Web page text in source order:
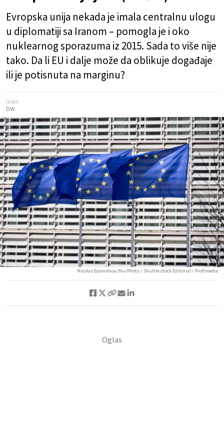
Evropska unija nekada je imala centralnu ulogu
u diplomatiji sa Iranom – pomogla je i oko
nuklearnog sporazuma iz 2015. Sada to više nije
tako. Da li EU i dalje može da oblikuje događaje
ili je potisnuta na marginu?
Izvor:
DW
Nicolas Economou/NurPhoto / Shutterstock Editorial / Profimedia